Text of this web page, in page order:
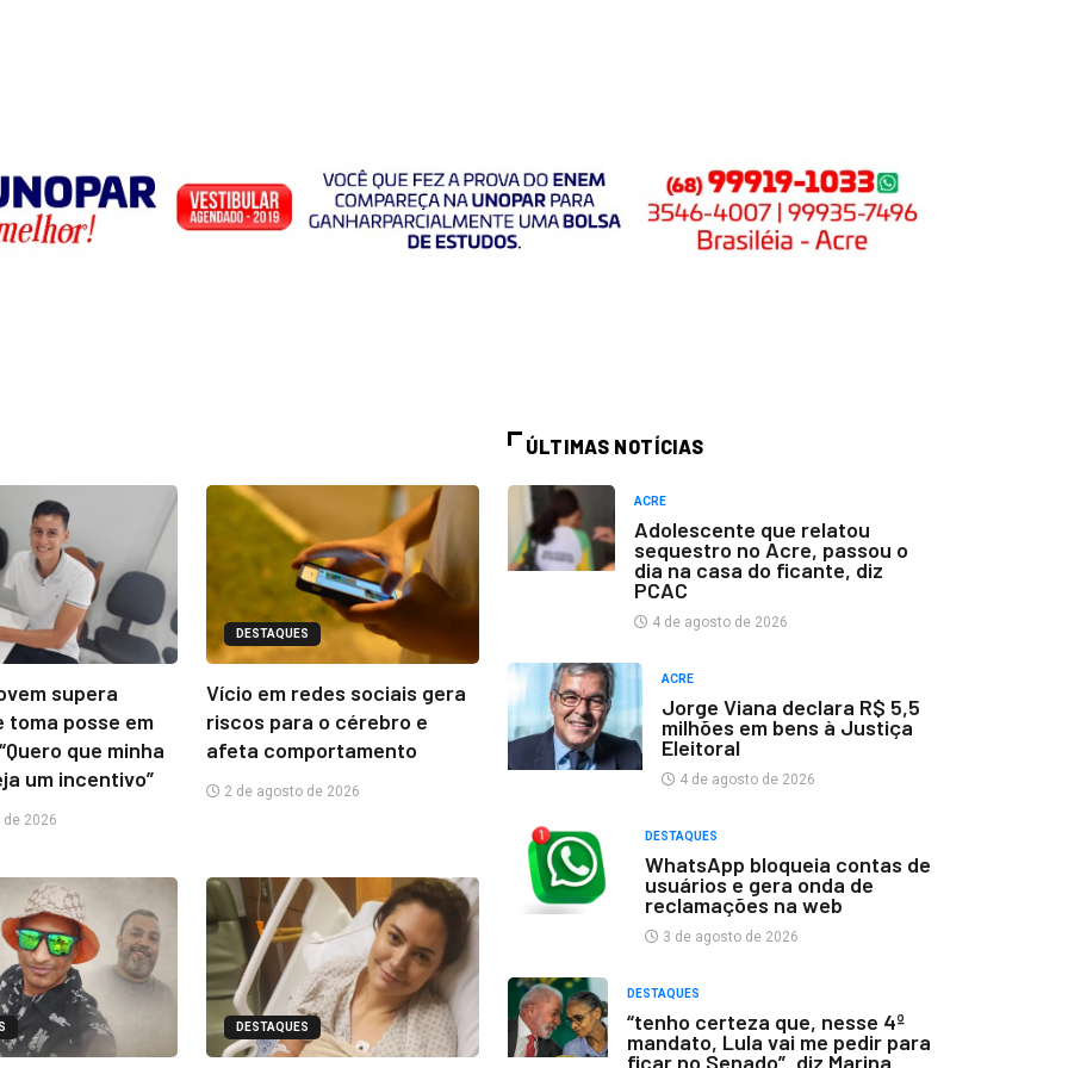
supera
toma posse em
que minha
um incentivo”
2026
DESTAQUES
Vício em redes sociais gera
riscos para o cérebro e
afeta comportamento
2 de agosto de 2026
DESTAQUES
ÚLTIMAS NOTÍCIAS
ACRE
Adolescente que relatou
sequestro no Acre, passou o
dia na casa do ficante, diz
PCAC
4 de agosto de 2026
ACRE
Jorge Viana declara R$ 5,5
milhões em bens à Justiça
Eleitoral
4 de agosto de 2026
DESTAQUES
WhatsApp bloqueia contas de
usuários e gera onda de
reclamações na web
3 de agosto de 2026
DESTAQUES
“tenho certeza que, nesse 4º
mandato, Lula vai me pedir para
ficar no Senado”, diz Marina